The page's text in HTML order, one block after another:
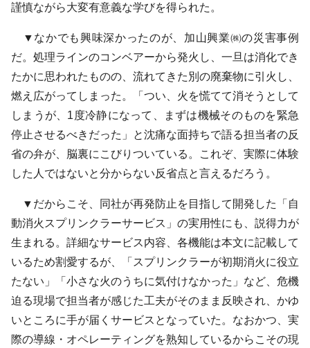
謹慎ながら大変有意義な学びを得られた。
▼なかでも興味深かったのが、加山興業㈱の災害事例
だ。処理ラインのコンベアーから発火し、一旦は消化でき
たかに思われたものの、流れてきた別の廃棄物に引火し、
燃え広がってしまった。「つい、火を慌てて消そうとして
しまうが、1度冷静になって、まずは機械そのものを緊急
停止させるべきだった」と沈痛な面持ちで語る担当者の反
省の弁が、脳裏にこびりついている。これぞ、実際に体験
した人ではないと分からない反省点と言えるだろう。
▼だからこそ、同社が再発防止を目指して開発した「自
動消火スプリンクラーサービス」の実用性にも、説得力が
生まれる。詳細なサービス内容、各機能は本文に記載して
いるため割愛するが、「スプリンクラーが初期消火に役立
たない」「小さな火のうちに気付けなかった」など、危機
迫る現場で担当者が感じた工夫がそのまま反映され、かゆ
いところに手が届くサービスとなっていた。なおかつ、実
際の導線・オペレーティングを熟知しているからこその現